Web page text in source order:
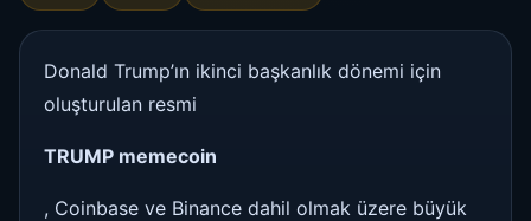
Donald Trump’ın ikinci başkanlık dönemi için
oluşturulan resmi
TRUMP memecoin
, Coinbase ve Binance dahil olmak üzere büyük